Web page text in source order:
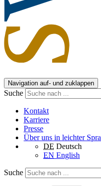
Navigation auf- und zuklappen
Suche
Kontakt
Karriere
Presse
Über uns in leichter
DE Deutsch
EN English
Suche